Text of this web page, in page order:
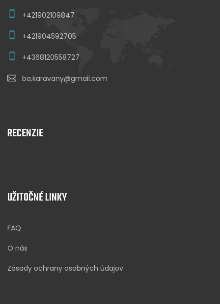
+421902109847
+421904592705
+4368120558727
ba.karavany@gmail.com
RECENZIE
UŽITOČNÉ LINKY
FAQ
O nás
Zásady ochrany osobných údajov